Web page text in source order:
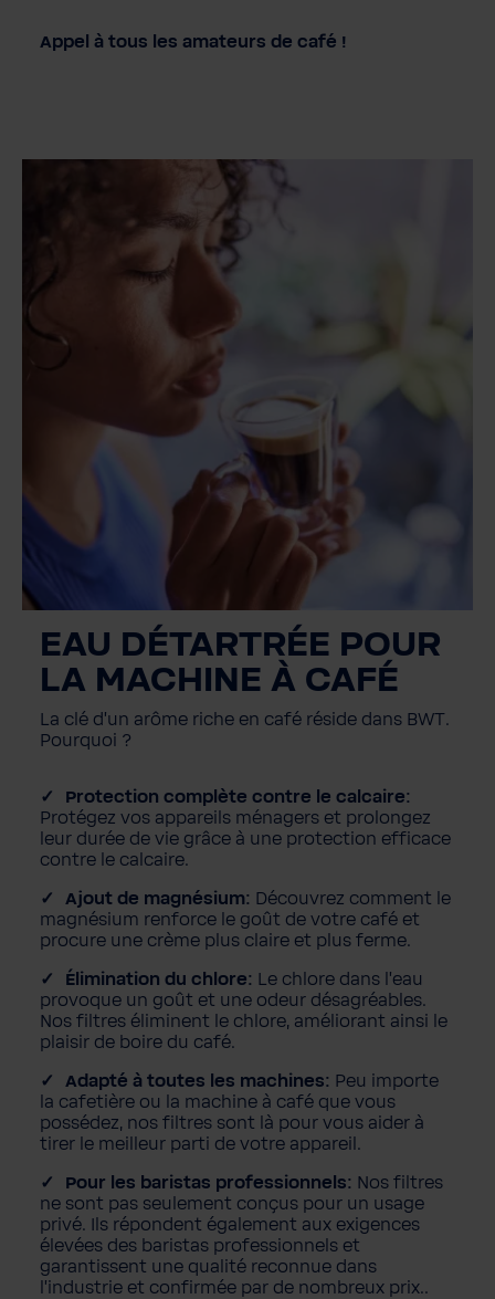
Appel à tous les amateurs de café !
EAU DÉTARTRÉE POUR
LA MACHINE À CAFÉ
La clé d'un arôme riche en café réside dans BWT.
Pourquoi ?
Protection complète contre le calcaire:
Protégez vos appareils ménagers et prolongez
leur durée de vie grâce à une protection efficace
contre le calcaire.
Ajout de magnésium: Découvrez comment le
magnésium renforce le goût de votre café et
procure une crème plus claire et plus ferme.
Élimination du chlore: Le chlore dans l'eau
provoque un goût et une odeur désagréables.
Nos filtres éliminent le chlore, améliorant ainsi le
plaisir de boire du café.
Adapté à toutes les machines: Peu importe
la cafetière ou la machine à café que vous
possédez, nos filtres sont là pour vous aider à
tirer le meilleur parti de votre appareil.
Pour les baristas professionnels: Nos filtres
ne sont pas seulement conçus pour un usage
privé. Ils répondent également aux exigences
élevées des baristas professionnels et
garantissent une qualité reconnue dans
l'industrie et confirmée par de nombreux prix..